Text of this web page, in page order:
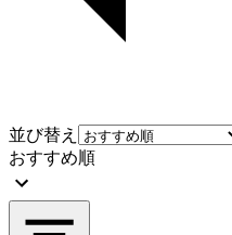
並び替え
おすすめ順